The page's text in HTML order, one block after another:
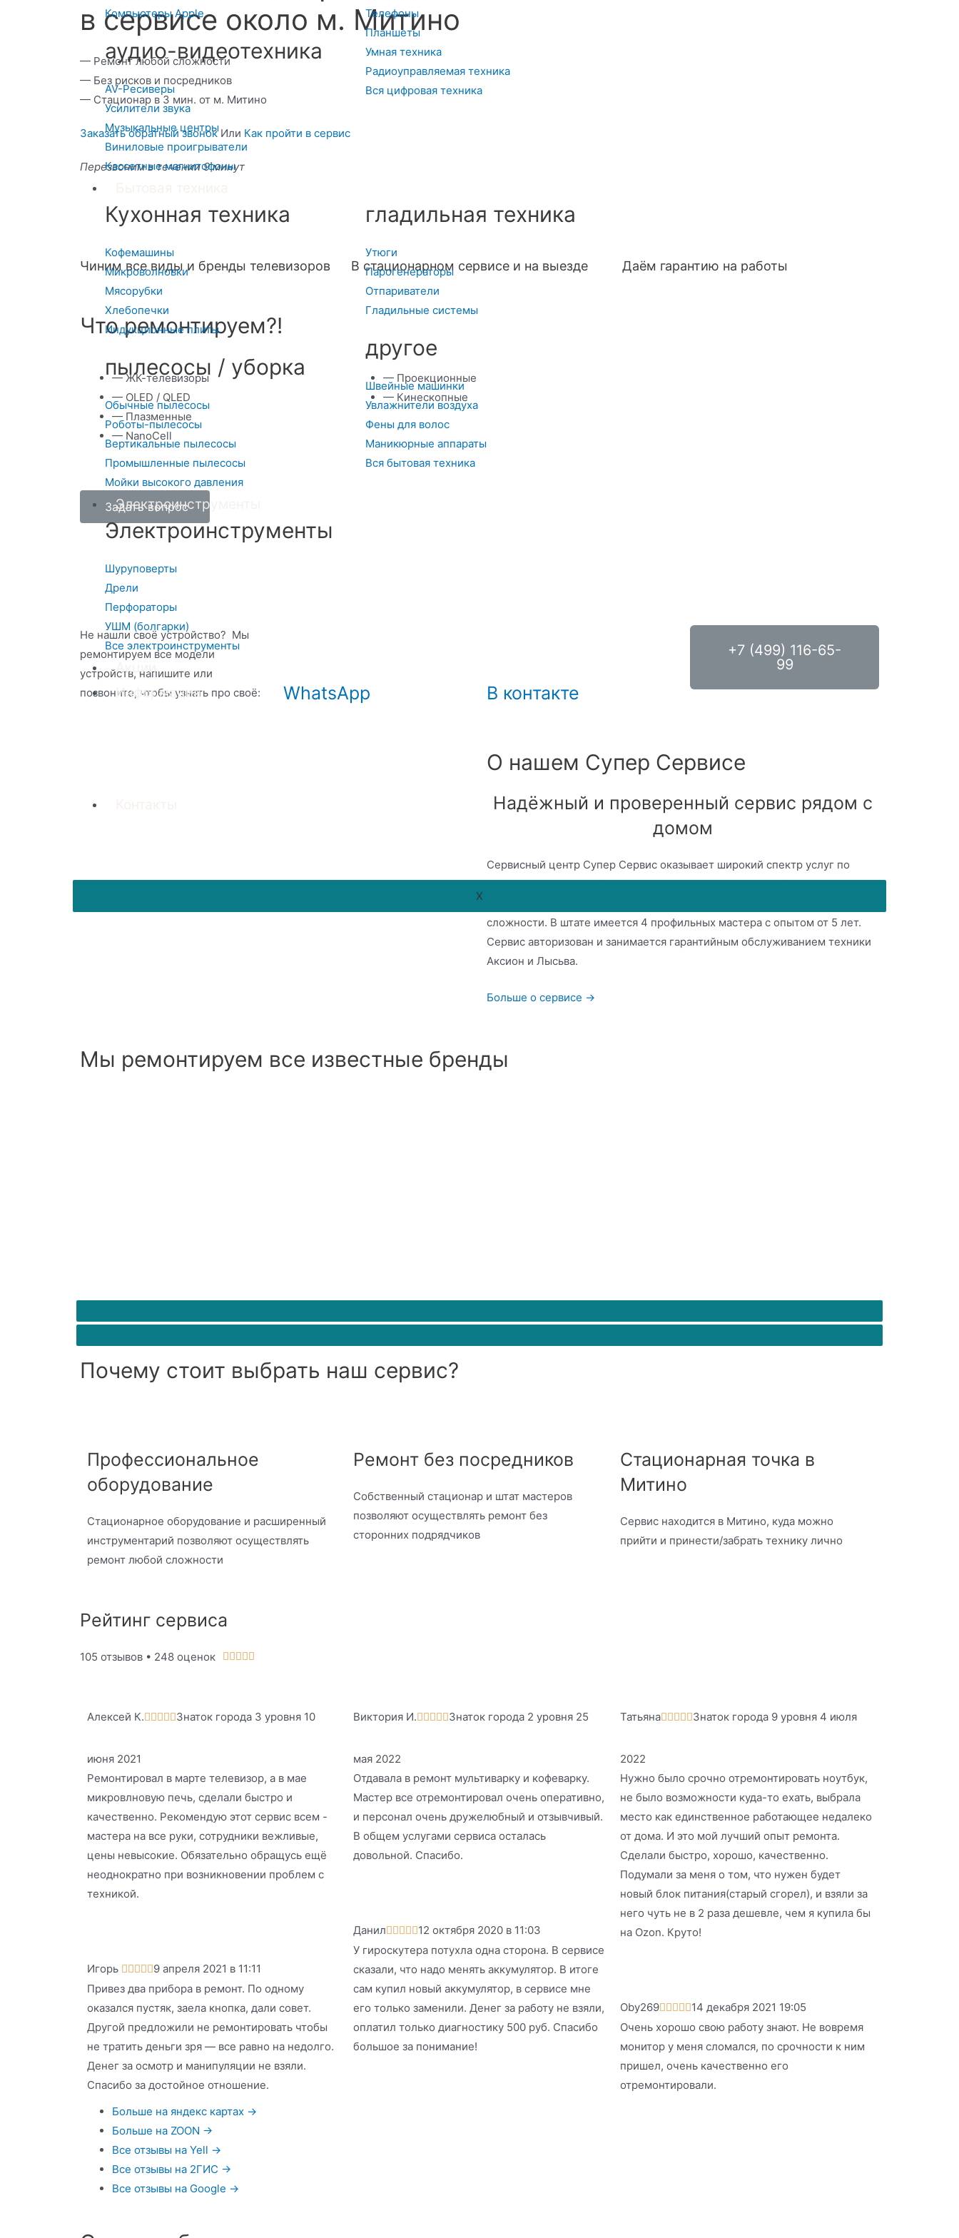
Компьютеры Apple
аудио-видеотехника
AV-Ресиверы
Усилители звука
Музыкальные центры
Виниловые проигрыватели
Кассетные магнитофоны
Телефоны
Планшеты
Умная техника
Радиоуправляемая техника
Вся цифровая техника
Кухонная техника
Кофемашины
Микроволновки
Мясорубки
Хлебопечки
Индукционные плиты
пылесосы / уборка
Обычные пылесосы
Роботы-пылесосы
Вертикальные пылесосы
Промышленные пылесосы
Мойки высокого давления
гладильная техника
Утюги
Парогенераторы
Отпариватели
Гладильные системы
другое
Швейные машинки
Увлажнители воздуха
Фены для волос
Маникюрные аппараты
Вся бытовая техника
Электроинструменты
Электроинструменты
Шуруповерты
Дрели
Перфораторы
УШМ (болгарки)
Все электроинструменты
Акции
Информация
X
в сервисе около м. Митино
— Ремонт любой сложности
— Без рисков и посредников
— Стационар в 3 мин. от м. Митино
Заказать обратный звонок Или Как пройти в сервис
Перезвоним в течении 9 минут
Чиним все виды и бренды телевизоров В стационарном сервисе и на выезде Даём гарантию на работы
Что ремонтируем?!
— ЖК-телевизоры
— OLED / QLED
— Плазменные
— NanoCell
Задать вопрос
— Проекционные
— Кинескопные
Не нашли своё устройство? Мы
ремонтируем все модели
устройств, напишите или
позвоните, чтобы узнать про своё:
WhatsApp В контакте
+7 (499) 116-65-
99
О нашем Супер Сервисе
Надёжный и проверенный сервис рядом с
домом
Сервисный центр Супер Сервис оказывает широкий спектр услуг по
ремонту цифровой и бытовой техники. Стационарное оборудование и
сложности. В штате имеется 4 профильных мастера с опытом от 5 лет.
Сервис авторизован и занимается гарантийным обслуживанием техники
Аксион и Лысьва.
Больше о сервисе →
Мы ремонтируем все известные бренды
Почему стоит выбрать наш сервис?
Профессиональное
оборудование
Стационарное оборудование и расширенный
инструментарий позволяют осуществлять
ремонт любой сложности
Ремонт без посредников
Собственный стационар и штат мастеров
позволяют осуществлять ремонт без
сторонних подрядчиков
Стационарная точка в
Митино
Сервис находится в Митино, куда можно
прийти и принести/забрать технику лично
Рейтинг сервиса
105 отзывов • 248 оценок     
Алексей К.    Знаток города 3 уровня 10
июня 2021
Ремонтировал в марте телевизор, а в мае
микровлновую печь, сделали быстро и
качественно. Рекомендую этот сервис всем -
мастера на все руки, сотрудники вежливые,
цены невысокие. Обязательно обращусь ещё
неоднократно при возникновении проблем с
техникой.
Игорь     9 апреля 2021 в 11:11
Привез два прибора в ремонт. По одному
оказался пустяк, заела кнопка, дали совет.
Другой предложили не ремонтировать чтобы
не тратить деньги зря — все равно на недолго.
Денег за осмотр и манипуляции не взяли.
Спасибо за достойное отношение.
Виктория И.    Знаток города 2 уровня 25
мая 2022
Отдавала в ремонт мультиварку и кофеварку.
Мастер все отремонтировал очень оперативно,
и персонал очень дружелюбный и отзывчивый.
В общем услугами сервиса осталась
довольной. Спасибо.
Данил    12 октября 2020 в 11:03
У гироскутера потухла одна сторона. В сервисе
сказали, что надо менять аккумулятор. В итоге
сам купил новый аккумулятор, в сервисе мне
его только заменили. Денег за работу не взяли,
оплатил только диагностику 500 руб. Спасибо
большое за понимание!
Татьяна    Знаток города 9 уровня 4 июля
2022
Нужно было срочно отремонтировать ноутбук,
не было возможности куда-то ехать, выбрала
место как единственное работающее недалеко
от дома. И это мой лучший опыт ремонта.
Сделали быстро, хорошо, качественно.
Подумали за меня о том, что нужен будет
новый блок питания(старый сгорел), и взяли за
него чуть не в 2 раза дешевле, чем я купила бы
на Ozon. Круто!
Oby269    14 декабря 2021 19:05
Очень хорошо свою работу знают. Не вовремя
монитор у меня сломался, по срочности к ним
пришел, очень качественно его
отремонтировали.
Больше на яндекс картах →
Больше на ZOON →
Все отзывы на Yell →
Все отзывы на 2ГИС →
Все отзывы на Google →